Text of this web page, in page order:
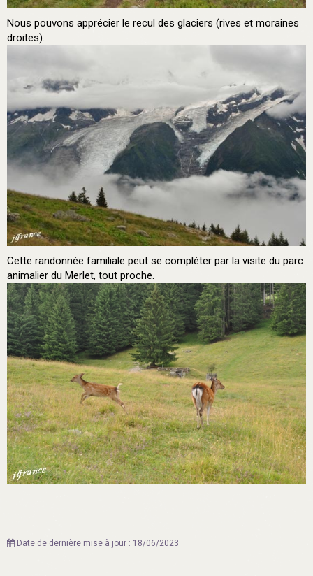
Nous pouvons apprécier le recul des glaciers (rives et moraines
droites).
Cette randonnée familiale peut se compléter par la visite du parc
animalier du Merlet, tout proche.
Date de dernière mise à jour : 18/06/2023